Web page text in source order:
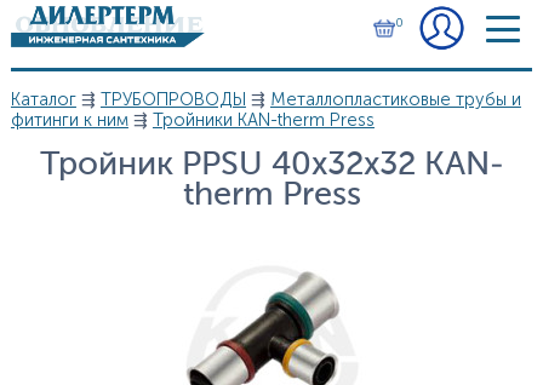
Перейти к основному содержанию
0
Вы здесь
Каталог⇶ ТРУБОПРОВОДЫ ⇶ Металлопластиковые трубы и
фитинги к ним⇶ Тройники KAN-therm Press
Тройник PPSU 40х32х32 KAN-
therm Press